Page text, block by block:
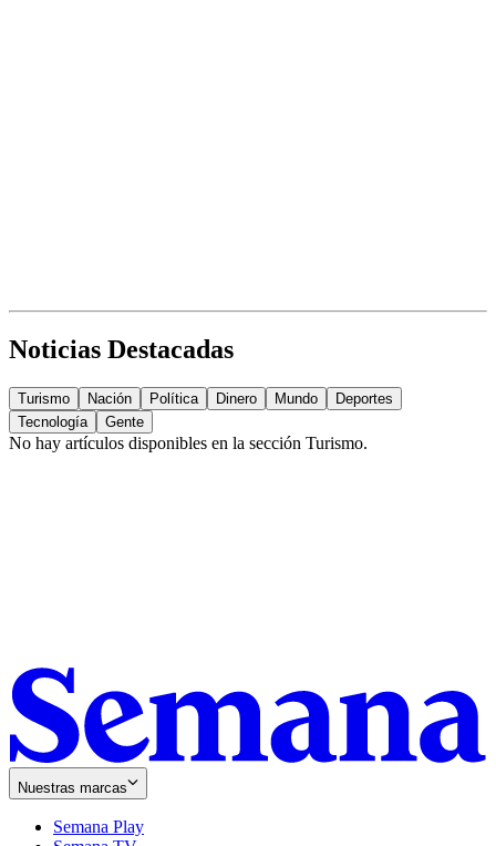
Noticias Destacadas
Turismo Nación Política Dinero Mundo
Deportes
Tecnología
Gente
No hay artículos disponibles en la sección Turismo.
Nuestras marcas
Semana Play